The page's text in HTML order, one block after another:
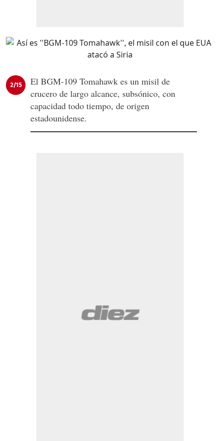
2/15
El BGM-109 Tomahawk es un misil de
crucero de largo alcance, subsónico, con
capacidad todo tiempo, de origen
estadounidense.